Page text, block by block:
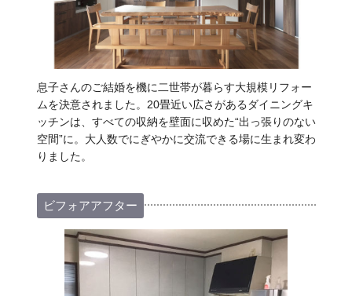
息子さんのご結婚を機に二世帯が暮らす大規模リフォー
ムを決意されました。20畳近い広さがあるダイニングキ
ッチンは、すべての収納を壁面に収めた“出っ張りのない
空間”に。大人数でにぎやかに交流できる場に生まれ変わ
りました。
ビフォアアフター